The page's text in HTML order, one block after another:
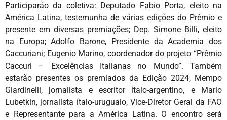
Participarão da coletiva: Deputado Fabio Porta, eleito na
América Latina, testemunha de várias edições do Prêmio e
presente em diversas premiações; Dep. Simone Billi, eleito
na Europa; Adolfo Barone, Presidente da Academia dos
Caccuriani; Eugenio Marino, coordenador do projeto “Prêmio
Caccuri – Excelências Italianas no Mundo”. Também
estarão presentes os premiados da Edição 2024, Mempo
Giardinelli, jornalista e escritor ítalo-argentino, e Mario
Lubetkin, jornalista ítalo-uruguaio, Vice-Diretor Geral da FAO
e Representante para a América Latina. O encontro será